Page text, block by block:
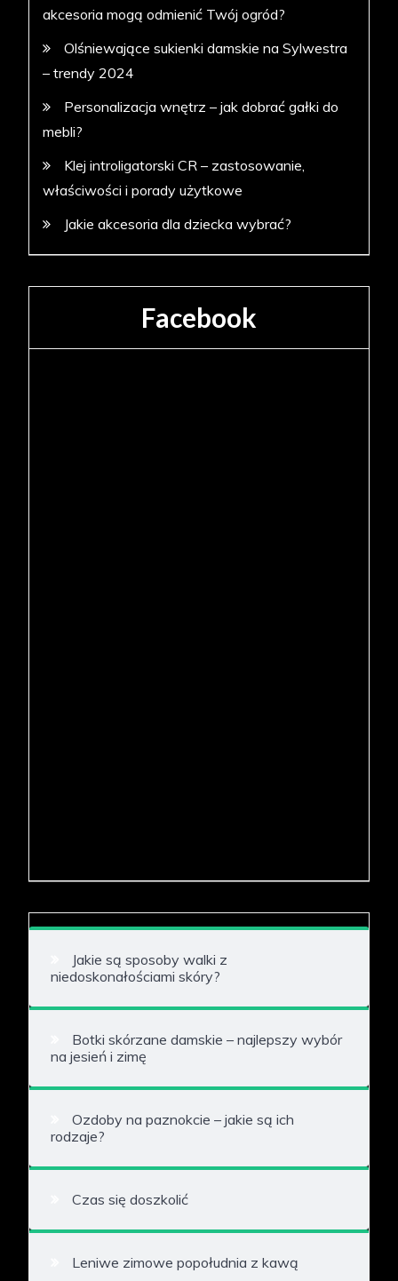
akcesoria mogą odmienić Twój ogród?
Olśniewające sukienki damskie na Sylwestra
– trendy 2024
Personalizacja wnętrz – jak dobrać gałki do
mebli?
Klej introligatorski CR – zastosowanie,
właściwości i porady użytkowe
Jakie akcesoria dla dziecka wybrać?
Facebook
Jakie są sposoby walki z
niedoskonałościami skóry?
Botki skórzane damskie – najlepszy wybór
na jesień i zimę
Ozdoby na paznokcie – jakie są ich
rodzaje?
Czas się doszkolić
Leniwe zimowe popołudnia z kawą